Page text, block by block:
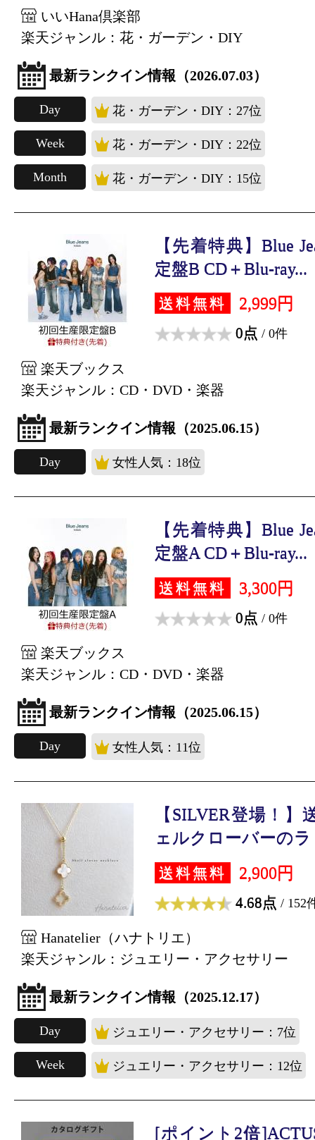
いいHana倶楽部
楽天ジャンル：花・ガーデン・DIY
最新ランクイン情報（2026.07.03）
Day 花・ガーデン・DIY：27位
Week 花・ガーデン・DIY：22位
Month 花・ガーデン・DIY：15位
【先着特典】Blue
定盤B CD＋Blu-ray...
送料無料 2,999円
0点 / 0件
楽天ブックス
楽天ジャンル：CD・DVD・楽器
最新ランクイン情報（2025.06.15）
Day 女性人気：18位
【先着特典】Blue
定盤A CD＋Blu-ray...
送料無料 3,300円
0点 / 0件
楽天ブックス
楽天ジャンル：CD・DVD・楽器
最新ランクイン情報（2025.06.15）
Day 女性人気：11位
【SILVER登場！】
ェルクローバーのラ
送料無料 2,900円
4.68点 / 152
Hanatelier（ハナトリエ）
楽天ジャンル：ジュエリー・アクセサリー
最新ランクイン情報（2025.12.17）
Day ジュエリー・アクセサリー：7位
Week ジュエリー・アクセサリー：12位
[ポイント2倍